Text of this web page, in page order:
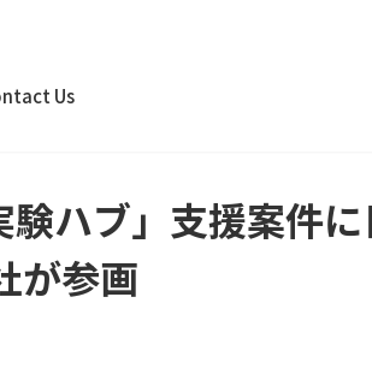
Us
ハブ」支援案件
が参画